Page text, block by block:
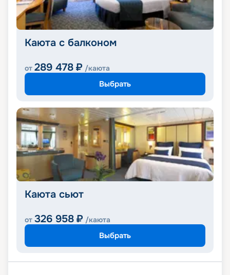
Каюта с балконом
от 289 478 ₽ /каюта
Выбрать
Каюта сьют
от 326 958 ₽ /каюта
Выбрать